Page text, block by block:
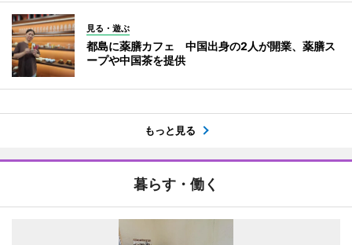
見る・遊ぶ
都島に薬膳カフェ 中国出身の2人が開業、薬膳ス
ープや中国茶を提供
もっと見る
暮らす・働く